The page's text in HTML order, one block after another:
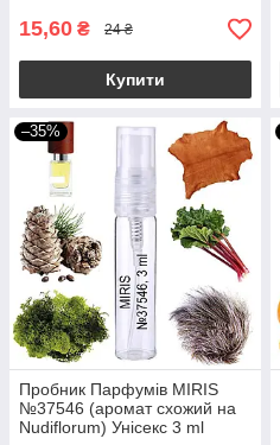
15,60 ₴ 24 ₴
Купити
–35%
Пробник Парфумів MIRIS
№37546 (аромат схожий на
Nudiflorum) Унісекс 3 ml